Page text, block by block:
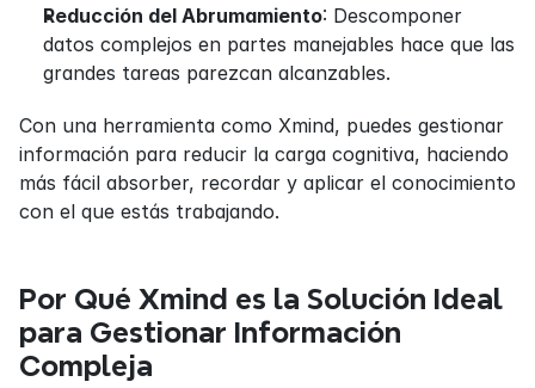
Reducción del Abrumamiento: Descomponer
datos complejos en partes manejables hace que las
grandes tareas parezcan alcanzables.
Con una herramienta como Xmind, puedes gestionar
información para reducir la carga cognitiva, haciendo
más fácil absorber, recordar y aplicar el conocimiento
con el que estás trabajando.
Por Qué Xmind es la Solución Ideal
para Gestionar Información
Compleja